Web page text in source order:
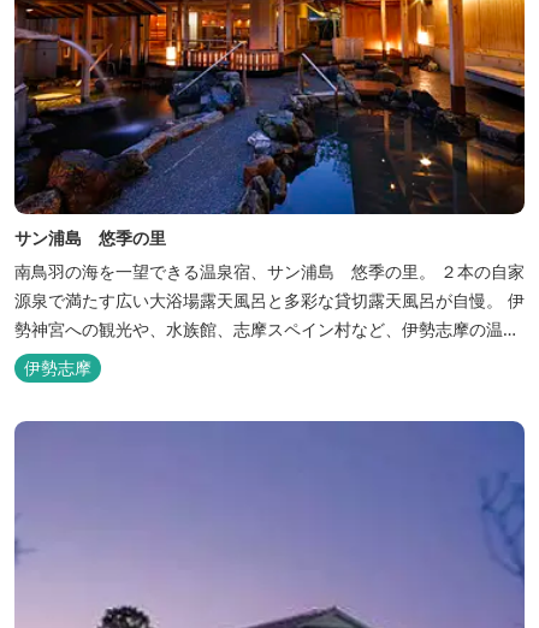
サン浦島 悠季の里
南鳥羽の海を一望できる温泉宿、サン浦島 悠季の里。 ２本の自家
源泉で満たす広い大浴場露天風呂と多彩な貸切露天風呂が自慢。 伊
勢神宮への観光や、水族館、志摩スペイン村など、伊勢志摩の温泉
旅行に お料理は伊勢志摩ならではの味覚が四季折々の旅を彩りま
す。 ～大浴場「まろびね庵」～ 敷地内より湧出する二つの源泉
伊勢志摩